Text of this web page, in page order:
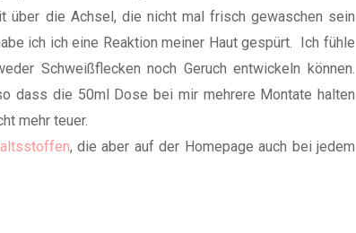
über die Achsel, die nicht mal frisch gewaschen sein
ich ich eine Reaktion meiner Haut gespürt. Ich fühle
Schweißflecken noch Geruch entwickeln können.
dass die 50ml Dose bei mir mehrere Montate halten
mehr teuer.
, die aber auf der Homepage auch bei jedem